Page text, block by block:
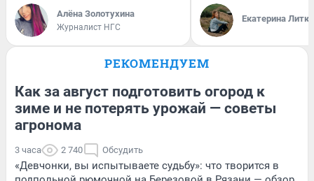
Алёна Золотухина
Журналист НГС
Екатерина
РЕКОМЕНДУЕМ
Как за август подготовить огород к
зиме и не потерять урожай — советы
агронома
3 часа 2 740 Обсудить
«Девчонки, вы испытываете судьбу»: что творится в